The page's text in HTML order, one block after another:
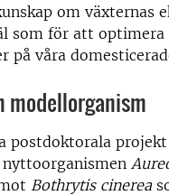
om
som för att
på våra
modellorganism
postdoktorala
Bothrytis cinerea